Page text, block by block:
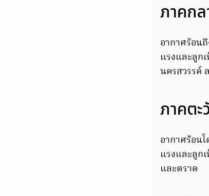
ภาคก
อากาศร้อน
แรงและลูก
นครสวรรค์
ภาคต
อากาศร้อน
แรงและลูก
และตราด